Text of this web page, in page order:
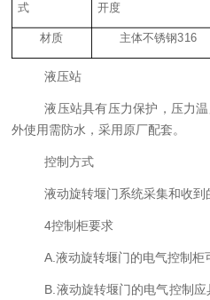
式 开度
材质 主体不锈钢316
液压站
液压站具有压力保护，压力
外使用需防水，采用原厂配套。
控制方式
液动旋转堰门系统采集和收到
4控制柜要求
A.液动旋转堰门的电气控制柜
B.液动旋转堰门的电气控制应